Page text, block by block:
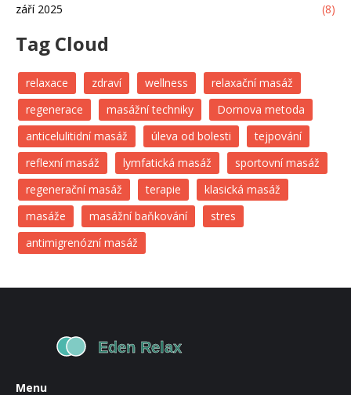
září 2025
(8)
Tag Cloud
relaxace zdraví wellness
relaxační masáž
regenerace
masážní techniky
Dornova metoda
anticelulitidní masáž
úleva od bolesti
tejpování
reflexní masáž
lymfatická masáž
sportovní masáž
regenerační masáž
terapie
klasická masáž
masáže
masážní baňkování
stres
antimigrenózní masáž
Menu